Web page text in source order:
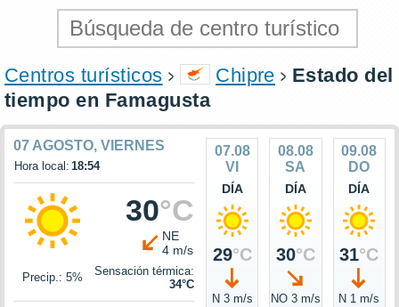
Centros turísticos Chipre
Estado del
tiempo en Famagusta
07 AGOSTO, VIERNES
Hora local: 18:54
30°C
NE
4 m/s
Precip.: 5%
Sensación térmica:
34°C
07.08
VI
DÍA
29°C
N 3 m/s
08.08
SA
DÍA
30°C
NO 3 m/s
09.08
DO
DÍA
31°C
N 1 m/s